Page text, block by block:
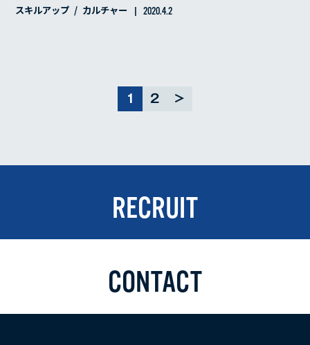
スキルアップ カルチャー 2020.4.2
1 2 >
RECRUIT
CONTACT